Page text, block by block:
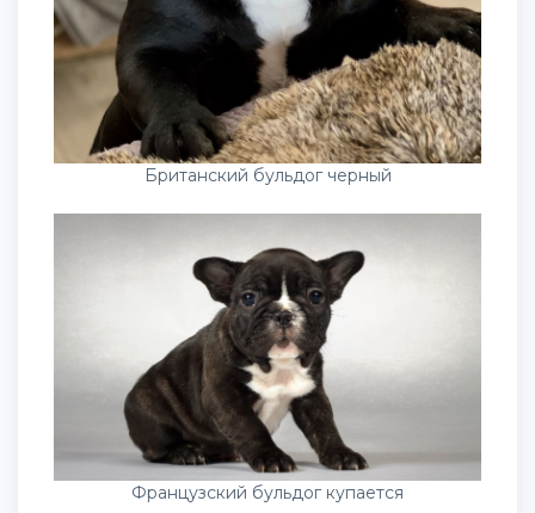
Британский бульдог черный
Французский бульдог купается